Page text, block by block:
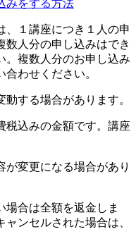
みをする方法
１講座につき１人の申
数人分の申し込みはでき
。複数人分のお申し込み
わせください。
する場合があります。
込みの金額です。講座
変更になる場合があり
合は全額を返金しま
ンセルされた場合は、